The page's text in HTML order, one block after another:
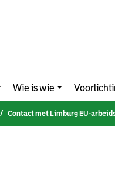
Wie is wie
Contact met Limburg EU-